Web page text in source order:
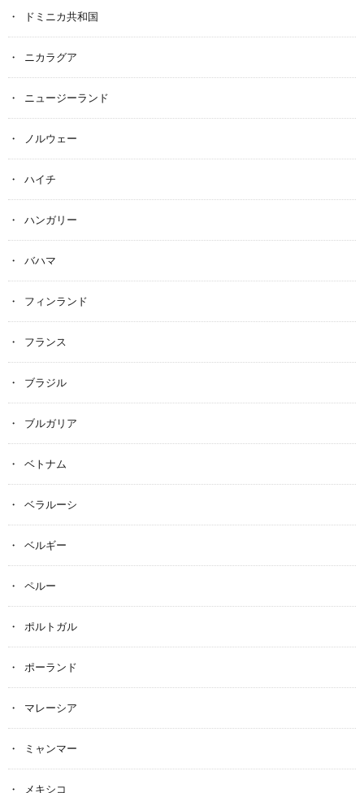
ドミニカ共和国
ニカラグア
ニュージーランド
ノルウェー
ハイチ
ハンガリー
バハマ
フィンランド
フランス
ブラジル
ブルガリア
ベトナム
ベラルーシ
ベルギー
ペルー
ポルトガル
ポーランド
マレーシア
ミャンマー
メキシコ